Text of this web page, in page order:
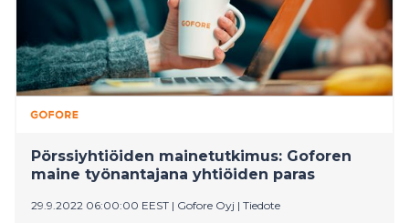
Pörssiyhtiöiden mainetutkimus: Goforen
maine työnantajana yhtiöiden paras
29.9.2022 06:00:00 EEST | Gofore Oyj | Tiedote